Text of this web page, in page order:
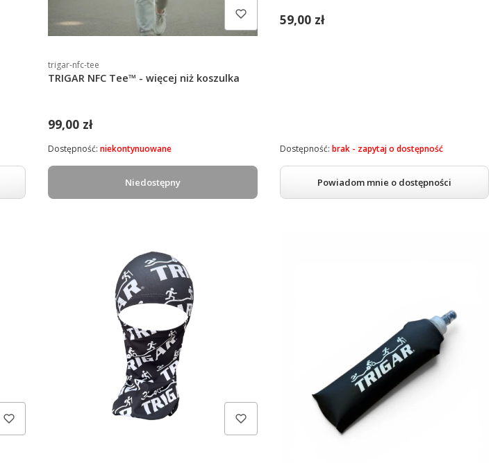
trigar-nfc-tee
TRIGAR NFC Tee™ - więcej niż koszulka
99,00 zł
Niedostępny
Dostępność:niekontynuowane
59,00 zł
Powiadom mnie o dostępności
Dostępność: brak - zapytaj o dostępność